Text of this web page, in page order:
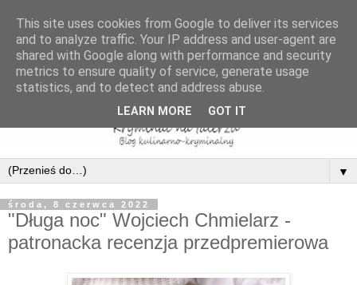
▼
środa, 8 czerwca 2022
"Długa noc" Wojciech Chmielarz -
patronacka recenzja przedpremierowa
This site uses cookies from Google to deliver its services
and to analyze traffic. Your IP address and user-agent are
shared with Google along with performance and security
metrics to ensure quality of service, generate usage
statistics, and to detect and address abuse.
LEARN MORE GOT IT